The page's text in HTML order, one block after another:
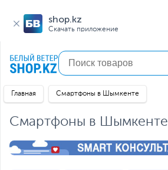
shop.kz
Скачать приложение
Главная Смартфоны в Шымкенте
Смартфоны в Шымкенте